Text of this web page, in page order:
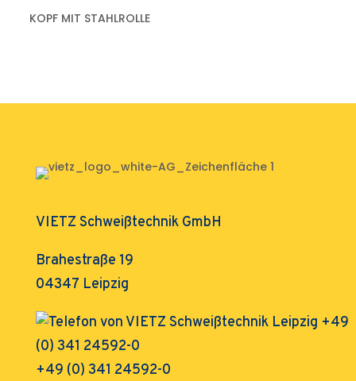
KOPF MIT STAHLROLLE
VIETZ Schweißtechnik GmbH
Brahestraße 19
04347 Leipzig
+49 (0) 341 24592-0